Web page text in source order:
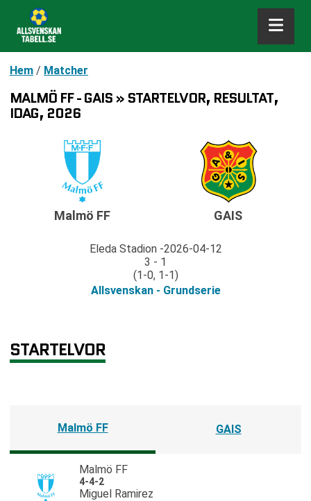
Hem / Matcher
MALMÖ FF - GAIS » STARTELVOR, RESULTAT,
IDAG, 2026
Malmö FF
Eleda Stadion 2026-04-12
3 - 1
(1-0, 1-1)
Allsvenskan - Grundserie
GAIS
STARTELVOR
Malmö FF GAIS
Malmö FF
4-4-2
Miguel Ramirez